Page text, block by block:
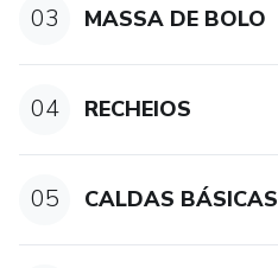
03 MASSA DE BOLO
04 RECHEIOS
05 CALDAS BÁSICAS